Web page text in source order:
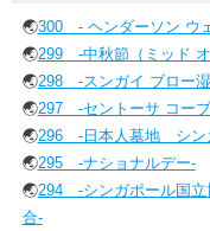
🌏300 - ヘンダーソン ウ
🌏299 -中秋節（ミッド
🌏298 -スンガイ ブロー
🌏297 -セントーサ コー
🌏296 -日本人墓地 シン
🌏295 -ナショナルデー-
🌏294 -シンガポール国立
合-